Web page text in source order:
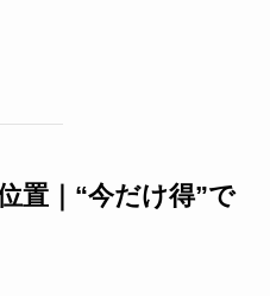
置｜“今だけ得”で